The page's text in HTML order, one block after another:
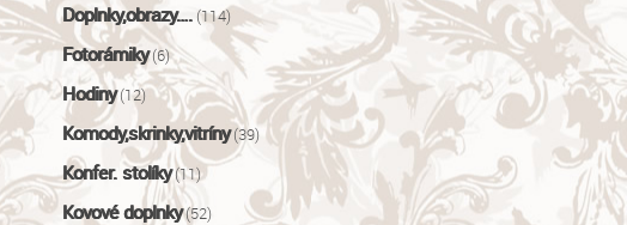
Doplnky,obrazy…. (114)
Fotorámiky(6)
Hodiny(12)
Komody,skrinky,vitríny(39)
Konfer. stolíky(11)
Kovové doplnky(52)